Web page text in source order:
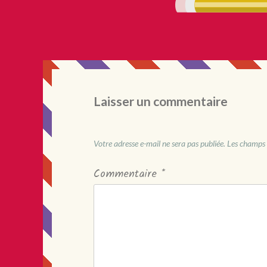
Laisser un commentaire
Votre adresse e-mail ne sera pas publiée. Les
Commentaire *